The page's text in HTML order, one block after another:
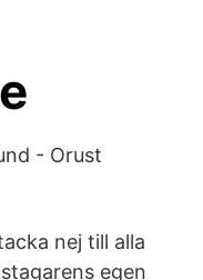
- Orust
nej till alla
egen